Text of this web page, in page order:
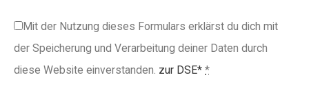
Mit der Nutzung dieses Formulars erklärst du dich mit
der Speicherung und Verarbeitung deiner Daten durch
diese Website einverstanden. zur DSE* *